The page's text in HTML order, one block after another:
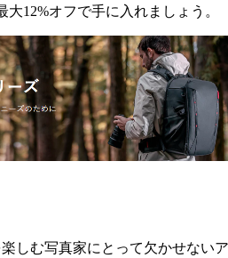
大12%オフで手に入れましょう。
しむ写真家にとって欠かせない